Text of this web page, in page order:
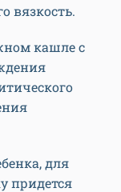
вязкость.
кашле с
для
придется